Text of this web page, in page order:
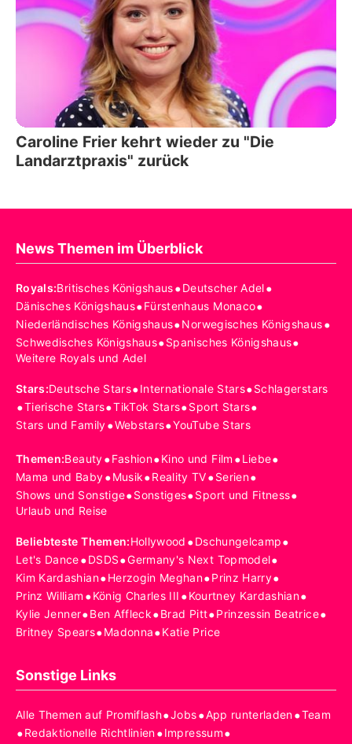
Caroline Frier kehrt wieder zu "Die
Landarztpraxis" zurück
News Themen im Überblick
Royals:Britisches Königshaus•Deutscher Adel•
Dänisches Königshaus•Fürstenhaus Monaco•
Niederländisches Königshaus•Norwegisches Königshaus•
Schwedisches Königshaus•Spanisches Königshaus•
Weitere Royals und Adel
Stars:Deutsche Stars•Internationale Stars•Schlagerstars
•Tierische Stars•TikTok Stars•Sport Stars•
Stars und Family•Webstars•YouTube Stars
Themen:Beauty•Fashion•Kino und Film •Liebe•
Mama und Baby•Musik•Reality TV•Serien•
Shows und Sonstige•Sonstiges•Sport und Fitness•
Urlaub und Reise
Beliebteste Themen:Hollywood •Dschungelcamp•
Let's Dance•DSDS•Germany's Next Topmodel•
Kim Kardashian•Herzogin Meghan•Prinz Harry•
Prinz William •König Charles III •Kourtney Kardashian•
Kylie Jenner•Ben Affleck•Brad Pitt•Prinzessin Beatrice•
Britney Spears•Madonna•Katie Price
Sonstige Links
Alle Themen auf Promiflash•Jobs•App runterladen•Team
•Redaktionelle Richtlinien•Impressum•